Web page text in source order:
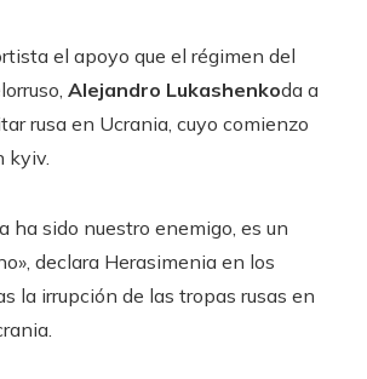
el apoyo que el régimen del
Alejandro Lukashenkoda a
rusa en Ucrania, cuyo comienzo
kyiv.
ha sido nuestro enemigo, es un
declara Herasimenia en los
la irrupción de las tropas rusas en